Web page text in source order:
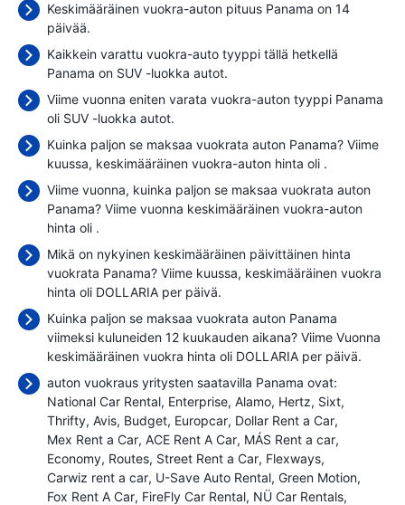
Keskimääräinen vuokra-auton pituus Panama on 14
päivää.
Kaikkein varattu vuokra-auto tyyppi tällä hetkellä
Panama on SUV -luokka autot.
Viime vuonna eniten varata vuokra-auton tyyppi Panama
oli SUV -luokka autot.
Kuinka paljon se maksaa vuokrata auton Panama? Viime
kuussa, keskimääräinen vuokra-auton hinta oli .
Viime vuonna, kuinka paljon se maksaa vuokrata auton
Panama? Viime vuonna keskimääräinen vuokra-auton
hinta oli .
Mikä on nykyinen keskimääräinen päivittäinen hinta
vuokrata Panama? Viime kuussa, keskimääräinen vuokra
hinta oli DOLLARIA per päivä.
Kuinka paljon se maksaa vuokrata auton Panama
viimeksi kuluneiden 12 kuukauden aikana? Viime Vuonna
keskimääräinen vuokra hinta oli DOLLARIA per päivä.
auton vuokraus yritysten saatavilla Panama ovat:
National Car Rental Enterprise Alamo Hertz Sixt
Thrifty Avis Budget Europcar Dollar Rent a Car
Mex Rent a Car ACE Rent A Car MÁS Rent a car
Economy Routes Street Rent a Car Flexways
Carwiz rent a car U-Save Auto Rental Green Motion
Fox Rent A Car FireFly Car Rental NÜ Car Rentals